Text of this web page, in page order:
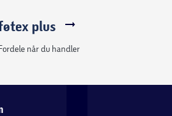
plus
når du handler